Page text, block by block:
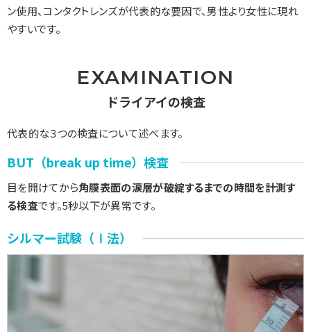
ン使用、コンタクトレンズが代表的な要因で、男性より女性に現れ
やすいです。
EXAMINATION
ドライアイの検査
代表的な３つの検査について述べます。
BUT（break up time）検査
目を開けてから角膜表面の涙層が破綻するまでの時間を計測す
る検査です。5秒以下が異常です。
シルマー試験（Ⅰ法）